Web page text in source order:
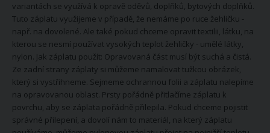
variantách se využívá k opravě oděvů, doplňků, bytových doplňků.
Tuto záplatu využijeme v případě, že nemáme po ruce žehličku -
např. na dovolené. Ale také pokud chceme opravit textilii, látku, na
kterou se nesmí používat vysokých teplot žehličky - umělé látky,
nylon. Jak záplatu použít: Opravovaná část musí být suchá a čistá.
Ze zadní strany záplaty si můžeme namalovat tužkou obrázek,
který si vystřihneme. Sejmeme ochrannou folii a záplatu nalepíme
na opravovanou oblast. Prsty pořádně přitlačíme záplatu k
povrchu, aby se záplata pořádně přilepila. Pokud chceme pojistit
správné přilepení, a dovolí nám to materiál, na který záplatu